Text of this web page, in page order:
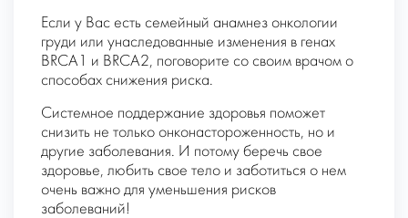
Если у Вас есть семейный анамнез онкологии
груди или унаследованные изменения в генах
BRCA1 и BRCA2, поговорите со своим врачом о
способах снижения риска.
Системное поддержание здоровья поможет
снизить не только онконастороженность, но и
другие заболевания. И потому беречь свое
здоровье, любить свое тело и заботиться о нем
очень важно для уменьшения рисков
заболеваний!